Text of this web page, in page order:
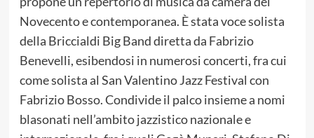
Novecento e contemporanea. È stata voce solista
della Briccialdi Big Band diretta da Fabrizio
Benevelli, esibendosi in numerosi concerti, fra cui
come solista al San Valentino Jazz Festival con
Fabrizio Bosso. Condivide il palco insieme a nomi
blasonati nell’ambito jazzistico nazionale e